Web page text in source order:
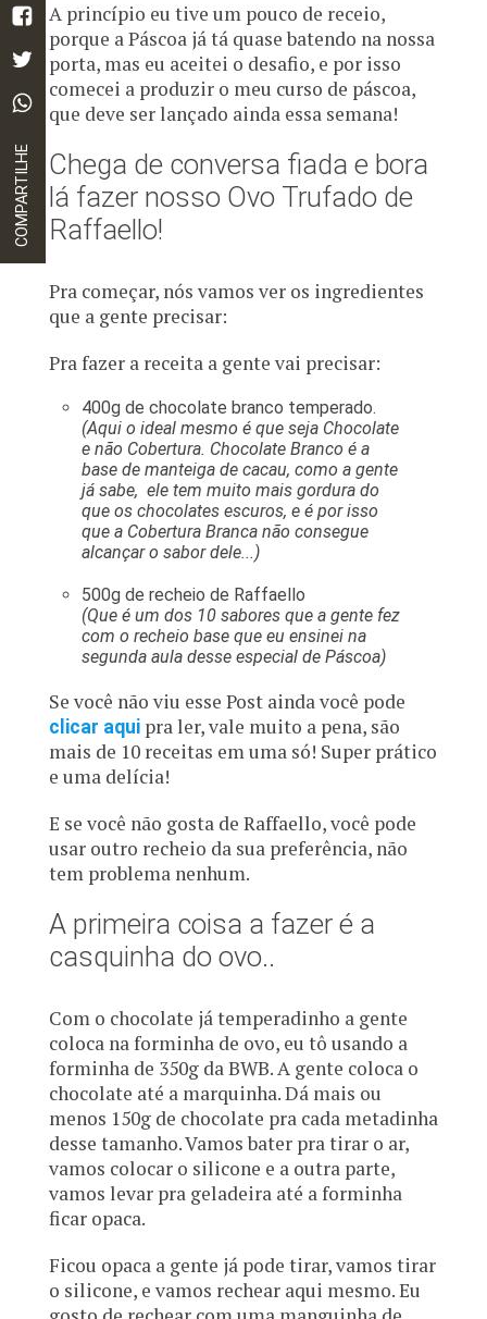
COMPARTILHE
A princípio eu tive um pouco de receio,
porque a Páscoa já tá quase batendo na nossa
porta, mas eu aceitei o desafio, e por isso
comecei a produzir o meu curso de páscoa,
que deve ser lançado ainda essa semana!
Chega de conversa fiada e bora
lá fazer nosso Ovo Trufado de
Raffaello!
Pra começar, nós vamos ver os ingredientes
que a gente precisar:
Pra fazer a receita a gente vai precisar:
400g de chocolate branco temperado.
(Aqui o ideal mesmo é que seja Chocolate
e não Cobertura. Chocolate Branco é a
base de manteiga de cacau, como a gente
já sabe, ele tem muito mais gordura do
que os chocolates escuros, e é por isso
que a Cobertura Branca não consegue
alcançar o sabor dele...)
500g de recheio de Raffaello
(Que é um dos 10 sabores que a gente fez
com o recheio base que eu ensinei na
segunda aula desse especial de Páscoa)
Se você não viu esse Post ainda você pode
clicar aquipra ler, vale muito a pena, são
mais de 10 receitas em uma só! Super prático
e uma delícia!
E se você não gosta de Raffaello, você pode
usar outro recheio da sua preferência, não
tem problema nenhum.
A primeira coisa a fazer é a
casquinha do ovo..
Com o chocolate já temperadinho a gente
coloca na forminha de ovo, eu tô usando a
forminha de 350g da BWB. A gente coloca o
chocolate até a marquinha. Dá mais ou
menos 150g de chocolate pra cada metadinha
desse tamanho. Vamos bater pra tirar o ar,
vamos colocar o silicone e a outra parte,
vamos levar pra geladeira até a forminha
ficar opaca.
Ficou opaca a gente já pode tirar, vamos tirar
o silicone, e vamos rechear aqui mesmo. Eu